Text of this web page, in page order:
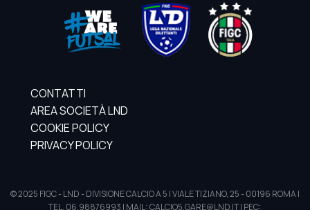
CONTATTI
AREA SOCIETÀ LND
COOKIE POLICY
PRIVACY POLICY
© 2025 FIGC - LND - DIVISIONE CALCIO A 5 | VIALE TIZIANO, 25 - 00196 ROMA |
TEL. 06.98876993 | MAIL: CALCIO5.GARE@LND.IT | PEC: